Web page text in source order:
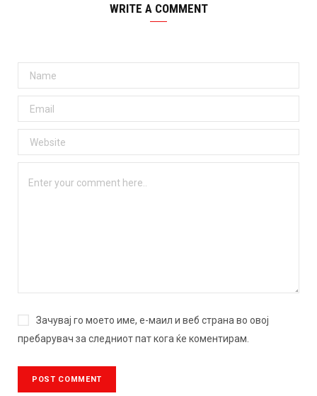
WRITE A COMMENT
Зачувај го моето име, е-маил и веб страна во овој
пребарувач за следниот пат кога ќе коментирам.